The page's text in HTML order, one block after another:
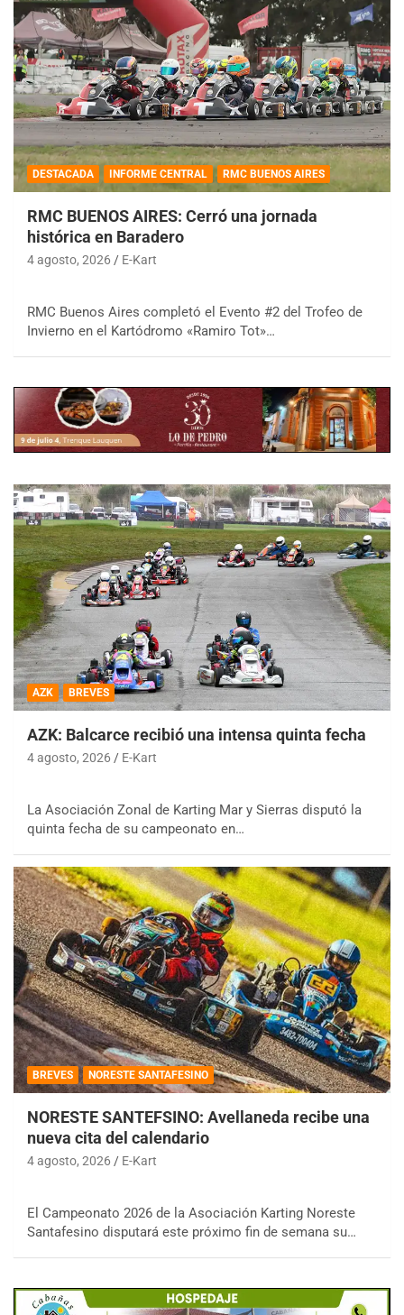
DESTACADA INFORME CENTRAL RMC BUENOS AIRES
RMC BUENOS AIRES: Cerró una jornada
histórica en Baradero
4 agosto, 2026 E-Kart
RMC Buenos Aires completó el Evento #2 del Trofeo de
Invierno en el Kartódromo «Ramiro Tot»…
AZK BREVES
AZK: Balcarce recibió una intensa quinta fecha
4 agosto, 2026 E-Kart
La Asociación Zonal de Karting Mar y Sierras disputó la
quinta fecha de su campeonato en…
BREVES NORESTE SANTAFESINO
NORESTE SANTEFSINO: Avellaneda recibe una
nueva cita del calendario
4 agosto, 2026 E-Kart
El Campeonato 2026 de la Asociación Karting Noreste
Santafesino disputará este próximo fin de semana su…